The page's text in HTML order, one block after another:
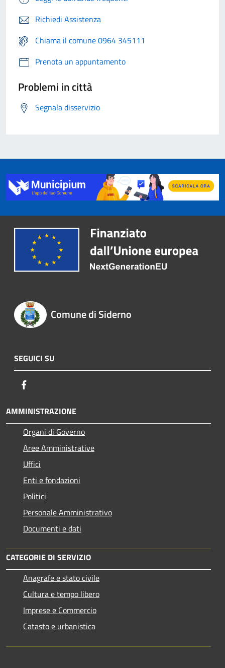
Richiedi Assistenza
Chiama il comune 0964 345111
Prenota un appuntamento
Problemi in città
Segnala disservizio
Comune di Siderno
SEGUICI SU
AMMINISTRAZIONE
Organi di Governo
Aree Amministrative
Uffici
Enti e fondazioni
Politici
Personale Amministrativo
Documenti e dati
CATEGORIE DI SERVIZIO
Anagrafe e stato civile
Cultura e tempo libero
Imprese e Commercio
Catasto e urbanistica